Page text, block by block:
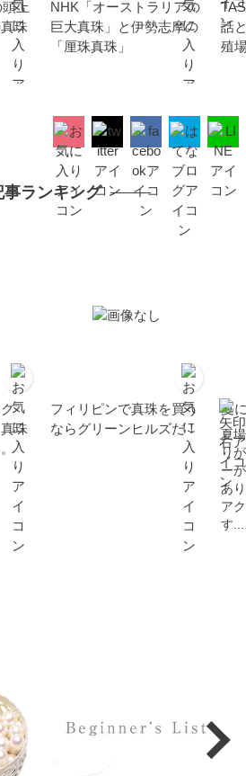
上
珠
NHK「オーストラリアの
巨大真珠」と伊勢志摩の
「厘珠真珠」
話
殖
事ランキング
珠
フィリピンで真珠を買う
ならグリーンヒルズだ！
夏
夏
り
ー
あ
ア
す...